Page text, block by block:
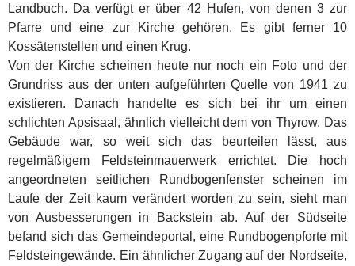
Landbuch. Da verfügt er über 42 Hufen, von denen 3 zur
Pfarre und eine zur Kirche gehören. Es gibt ferner 10
Kossätenstellen und einen Krug.
Von der Kirche scheinen heute nur noch ein Foto und der
Grundriss aus der unten aufgeführten Quelle von 1941 zu
existieren. Danach handelte es sich bei ihr um einen
schlichten Apsisaal, ähnlich vielleicht dem von Thyrow. Das
Gebäude war, so weit sich das beurteilen lässt, aus
regelmäßigem Feldsteinmauerwerk errichtet. Die hoch
angeordneten seitlichen Rundbogenfenster scheinen im
Laufe der Zeit kaum verändert worden zu sein, sieht man
von Ausbesserungen in Backstein ab. Auf der Südseite
befand sich das Gemeindeportal, eine Rundbogenpforte mit
Feldsteingewände. Ein ähnlicher Zugang auf der Nordseite,